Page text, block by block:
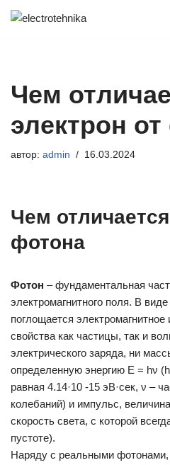
Чем
электрон
автор: admin 16.03.2024
Чем
фотона
Фотон – фундаментальная
электромагнитного поля. В
поглощается
свойства как частицы, так и
электрического заряда, ни
определенную энергию Е = hν
равная 4.14·10 -15 эВ·сек, ν –
колебаний) и импульс,
скорость света, с которой
пустоте).
Наряду с реальными